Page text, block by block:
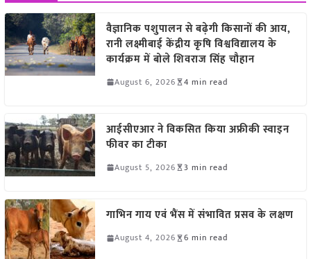
वैज्ञानिक पशुपालन से बढ़ेगी किसानों की आय,
रानी लक्ष्मीबाई केंद्रीय कृषि विश्वविद्यालय के
कार्यक्रम में बोले शिवराज सिंह चौहान
August 6, 2026 4 min read
आईसीएआर ने विकसित किया अफ्रीकी स्वाइन
फीवर का टीका
August 5, 2026 3 min read
गाभिन गाय एवं भैंस में संभावित प्रसव के लक्षण
August 4, 2026 6 min read